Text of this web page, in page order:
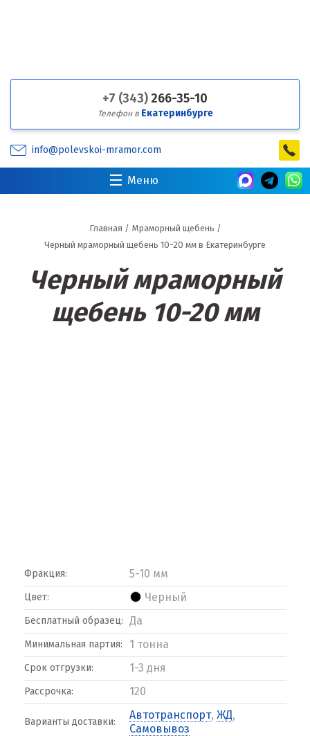
+7 (343) 266-35-10
Телефон в Екатеринбурге
info@polevskoi-mramor.com
Меню
Главная / Мраморный щебень /
Черный мраморный щебень 10-20 мм в Екатеринбурге
Черный мраморный
щебень 10-20 мм
Фракция: 5-10 мм
Цвет: Черный
Бесплатный образец: Да
Минимальная партия: 1 тонна
Срок отгрузки: 1-3 дня
Рассрочка: 120
Варианты доставки:
Автотранспорт, ЖД,
Самовывоз